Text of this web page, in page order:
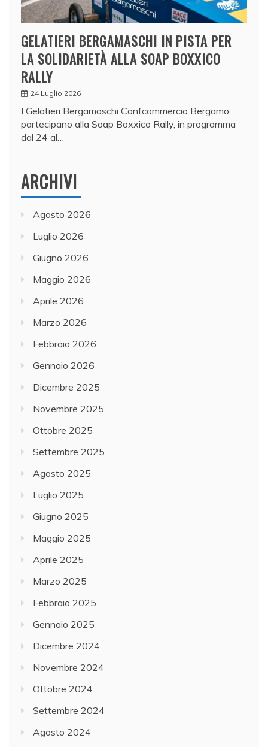
GELATIERI BERGAMASCHI IN PISTA PER
LA SOLIDARIETÀ ALLA SOAP BOXXICO
RALLY
24 Luglio 2026
I Gelatieri Bergamaschi Confcommercio Bergamo
partecipano alla Soap Boxxico Rally, in programma
dal 24 al…
ARCHIVI
Agosto 2026
Luglio 2026
Giugno 2026
Maggio 2026
Aprile 2026
Marzo 2026
Febbraio 2026
Gennaio 2026
Dicembre 2025
Novembre 2025
Ottobre 2025
Settembre 2025
Agosto 2025
Luglio 2025
Giugno 2025
Maggio 2025
Aprile 2025
Marzo 2025
Febbraio 2025
Gennaio 2025
Dicembre 2024
Novembre 2024
Ottobre 2024
Settembre 2024
Agosto 2024